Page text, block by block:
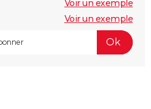
Voir un exemple
Voir un exemple